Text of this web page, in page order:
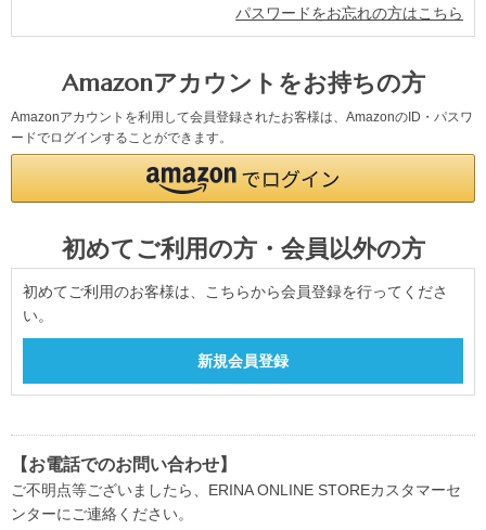
パスワードをお忘れの方はこちら
Amazonアカウントをお持ちの方
Amazonアカウントを利用して会員登録されたお客様は、AmazonのID・パスワ
ードでログインすることができます。
初めてご利用の方・会員以外の方
初めてご利用のお客様は、こちらから会員登録を行ってくださ
い。
【お電話でのお問い合わせ】
ご不明点等ございましたら、ERINA ONLINE STOREカスタマーセ
ンターにご連絡ください。